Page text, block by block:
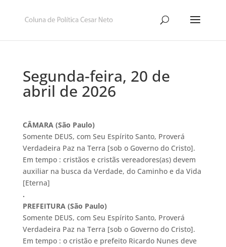
Segunda-feira, 20 de
abril de 2026
CÂMARA (São Paulo)
Somente DEUS, com Seu Espírito Santo, Proverá
Verdadeira Paz na Terra [sob o Governo do Cristo].
Em tempo : cristãos e cristãs vereadores(as) devem
auxiliar na busca da Verdade, do Caminho e da Vida
[Eterna]
.
PREFEITURA (São Paulo)
Somente DEUS, com Seu Espírito Santo, Proverá
Verdadeira Paz na Terra [sob o Governo do Cristo].
Em tempo : o cristão e prefeito Ricardo Nunes deve